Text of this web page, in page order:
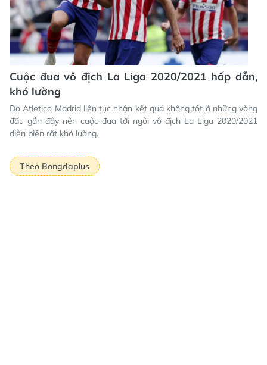
Cuộc đua vô địch La Liga 2020/2021 hấp dẫn,
khó lường
Do Atletico Madrid liên tục nhận kết quả không tốt ở những vòng
đấu gần đây nên cuộc đua tới ngôi vô địch La Liga 2020/2021
diễn biến rất khó lường.
Theo Bongdaplus